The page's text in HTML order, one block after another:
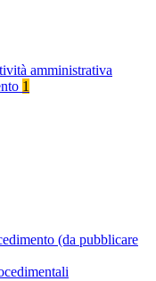
amministrativa
1
(da pubblicare